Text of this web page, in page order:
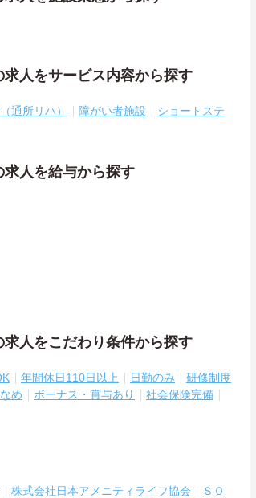
人をサービス内容から探す
通所リハ） 障がい者施設
ショートステ
人を給与から探す
人をこだわり条件から探す
年間休日110日以上 日勤のみ
研修制度
め ボーナス・賞与あり
社会保険完備
株式会社日本アメニティライフ協会 ＳＯ